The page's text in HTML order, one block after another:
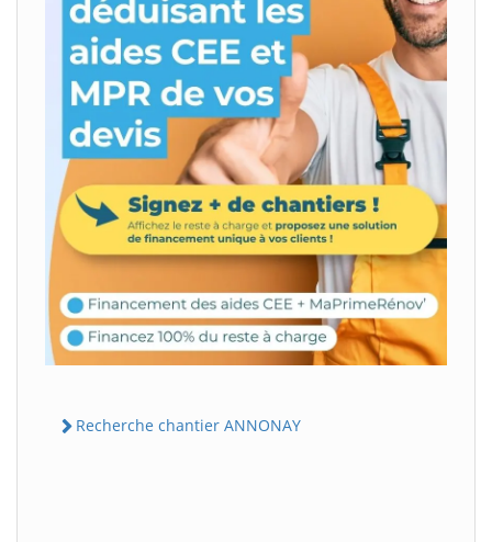
Recherche chantier ANNONAY